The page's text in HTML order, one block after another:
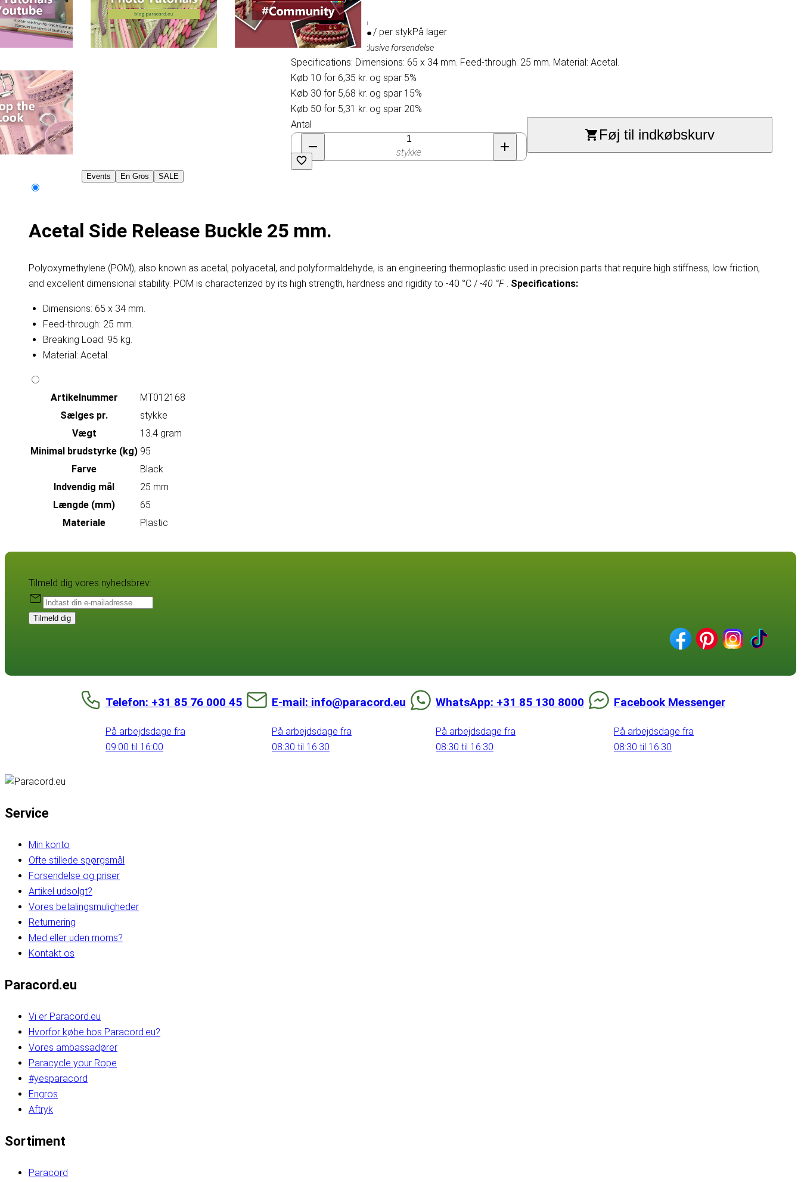
Events En Gros SALE
6,65 kr./ per stykPå lager
Inklusive moms, eksklusive forsendelse
Specifications: Dimensions: 65 x 34 mm. Feed-through: 25 mm. Material: Acetal.
Køb 10 for 6,35 kr. og spar 5%
Køb 30 for 5,68 kr. og spar 15%
Køb 50 for 5,31 kr. og spar 20%
Antal
stykke
Føj til indkøbskurv
Acetal Side Release Buckle 25 mm.
Polyoxymethylene (POM), also known as acetal, polyacetal, and polyformaldehyde, is an engineering thermoplastic used in precision parts that require high stiffness, low friction,
and excellent dimensional stability. POM is characterized by its high strength, hardness and rigidity to -40 °C / -40 °F . Specifications:
Dimensions: 65 x 34 mm.
Feed-through: 25 mm.
Breaking Load: 95 kg.
Material: Acetal.
Artikelnummer
MT012168
Sælges pr.
stykke
Vægt
13.4 gram
Minimal brudstyrke (kg) 95
Farve
Black
Indvendig mål
25 mm
Længde (mm)
65
Materiale
Plastic
Tilmeld dig vores nyhedsbrev:
Tilmeld dig
Telefon: +31 85 76 000 45
På arbejdsdage fra
09:00 til 16:00
E-mail: info@paracord.eu
På arbejdsdage fra
08:30 til 16:30
WhatsApp: +31 85 130 8000
På arbejdsdage fra
08:30 til 16:30
Facebook Messenger
På arbejdsdage fra
08:30 til 16:30
Service
Min konto
Ofte stillede spørgsmål
Forsendelse og priser
Artikel udsolgt?
Vores betalingsmuligheder
Returnering
Med eller uden moms?
Kontakt os
Paracord.eu
Vi er Paracord.eu
Hvorfor købe hos Paracord.eu?
Vores ambassadører
Paracycle your Rope
#yesparacord
Engros
Aftryk
Sortiment
Paracord